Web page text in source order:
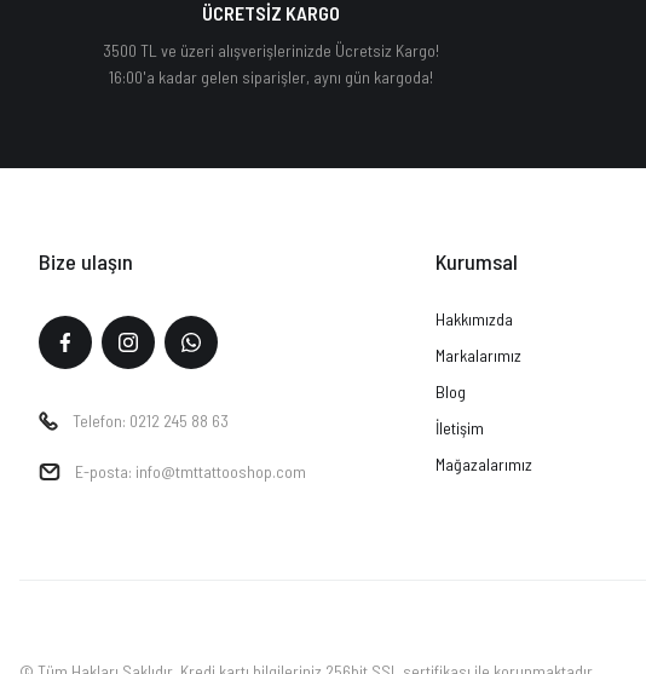
ÜCRETSİZ KARGO
3500 TL ve üzeri alışverişlerinizde Ücretsiz Kargo!
16:00'a kadar gelen siparişler, aynı gün kargoda!
Bize ulaşın
Telefon: 0212 245 88 63
E-posta: info@tmttattooshop.com
Kurumsal
Hakkımızda
Markalarımız
Blog
İletişim
Mağazalarımız